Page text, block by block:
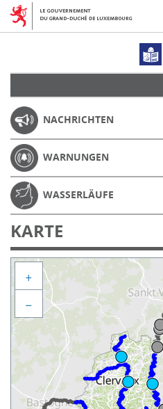
NACHRICHTEN
WARNUNGEN
WASSERLÄUFE
KARTE
+
−